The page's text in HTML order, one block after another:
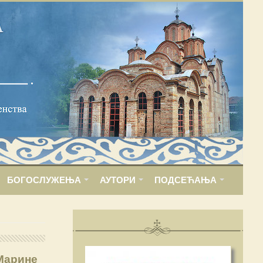
БОГОСЛУЖЕЊА АУТОРИ ПОДСЕЋАЊА